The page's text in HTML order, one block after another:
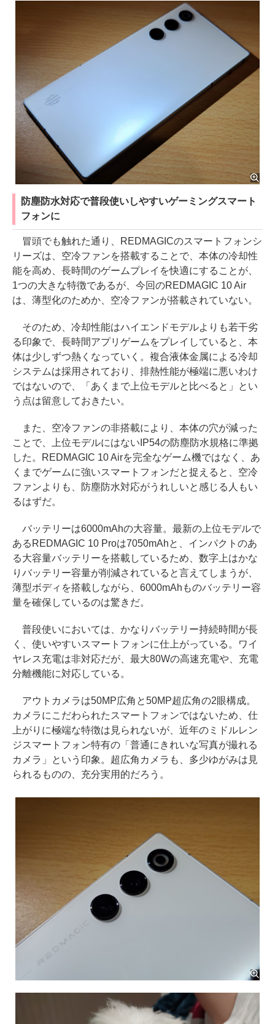
防塵防水対応で普段使いしやすいゲーミングスマート
フォンに
冒頭でも触れた通り、REDMAGICのスマートフォンシ
リーズは、空冷ファンを搭載することで、本体の冷却性
能を高め、長時間のゲームプレイを快適にすることが、
1つの大きな特徴であるが、今回のREDMAGIC 10 Air
は、薄型化のためか、空冷ファンが搭載されていない。
そのため、冷却性能はハイエンドモデルよりも若干劣
る印象で、長時間アプリゲームをプレイしていると、本
体は少しずつ熱くなっていく。複合液体金属による冷却
システムは採用されており、排熱性能が極端に悪いわけ
ではないので、「あくまで上位モデルと比べると」とい
う点は留意しておきたい。
また、空冷ファンの非搭載により、本体の穴が減った
ことで、上位モデルにはないIP54の防塵防水規格に準拠
した。REDMAGIC 10 Airを完全なゲーム機ではなく、あ
くまでゲームに強いスマートフォンだと捉えると、空冷
ファンよりも、防塵防水対応がうれしいと感じる人もい
るはずだ。
バッテリーは6000mAhの大容量。最新の上位モデルで
あるREDMAGIC 10 Proは7050mAhと、インパクトのあ
る大容量バッテリーを搭載しているため、数字上はかな
りバッテリー容量が削減されていると言えてしまうが、
薄型ボディを搭載しながら、6000mAhものバッテリー容
量を確保しているのは驚きだ。
普段使いにおいては、かなりバッテリー持続時間が長
く、使いやすいスマートフォンに仕上がっている。ワイ
ヤレス充電は非対応だが、最大80Wの高速充電や、充電
分離機能に対応している。
アウトカメラは50MP広角と50MP超広角の2眼構成。
カメラにこだわられたスマートフォンではないため、仕
上がりに極端な特徴は見られないが、近年のミドルレン
ジスマートフォン特有の「普通にきれいな写真が撮れる
カメラ」という印象。超広角カメラも、多少ゆがみは見
られるものの、充分実用的だろう。